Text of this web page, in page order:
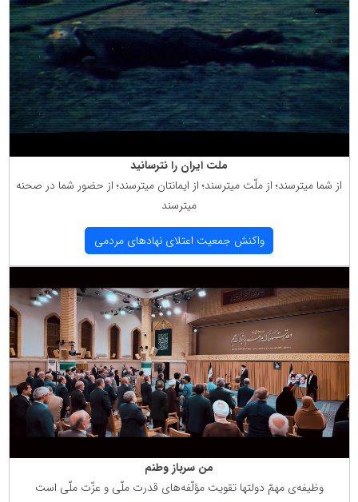
ملت ایران را نترسانید
از شما میترسند؛ از ملّت میترسند؛ از ایمانتان میترسند؛ از حضور شما در صحنه
میترسند
واكنش جمعیت اعتلای نهادهای مردمی
من سرباز وطنم
وظیفه‌ی مهمّ دولتها تقویت مؤلّفه‌های قدرت ملّی و عزّت ملّی است